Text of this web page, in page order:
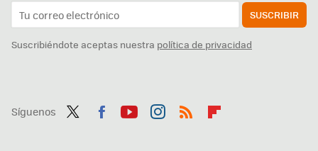
SUSCRIBIR
Suscribiéndote aceptas nuestra política de privacidad
Síguenos